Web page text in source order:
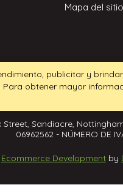
Mapa del sitio
Sandiacre,
06962562 - NÚMERO DE
Ecommerce Developmentby
publicitar y
obtener mayor